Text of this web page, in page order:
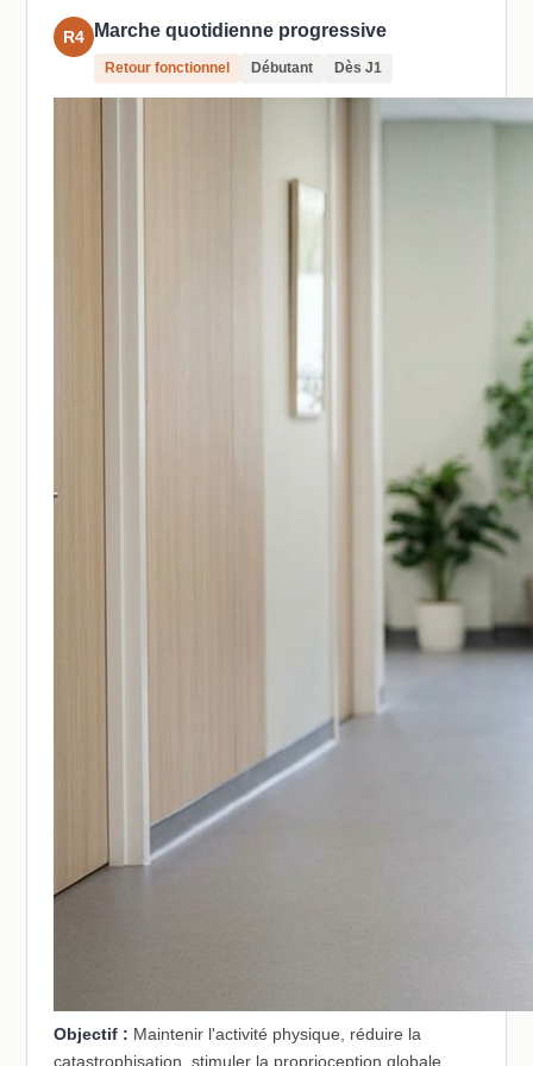
R4 Marche quotidienne progressive
Retour fonctionnel Débutant Dès J1
Objectif : Maintenir l'activité physique, réduire la
catastrophisation, stimuler la proprioception globale,